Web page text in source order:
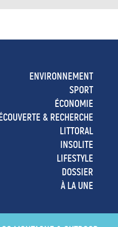
ENVIRONNEMENT
SPORT
ÉCONOMIE
& RECHERCHE
LITTORAL
INSOLITE
LIFESTYLE
DOSSIER
À LA UNE